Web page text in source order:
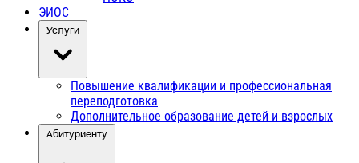
ЭИОС
Услуги
Повышение квалификации и профессиональная
переподготовка
Дополнительное образование детей и взрослых
Абитуриенту